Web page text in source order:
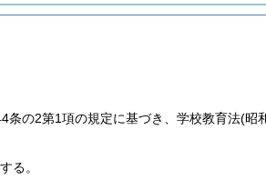
条の2第1項の規定に基づき、学校教育法(昭
る。